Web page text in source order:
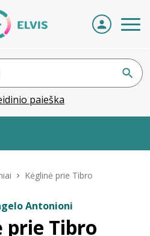
paieška
Kėglinė prie Tibro
Antonioni
prie Tibro